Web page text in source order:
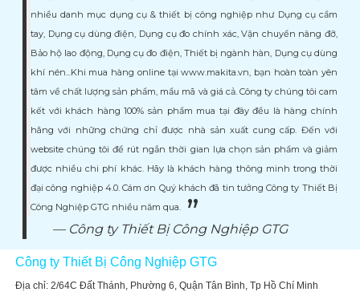
nhiều danh mục dụng cụ & thiết bị công nghiệp như Dụng cụ cầm
tay, Dụng cụ dùng điện, Dụng cụ đo chính xác, Vận chuyển nâng đỡ,
Bảo hộ lao động, Dụng cụ đo điện, Thiết bị ngành hàn, Dụng cụ dùng
khí nén...Khi mua hàng online tại www.makita.vn, bạn hoàn toàn yên
tâm về chất lượng sản phẩm, mẩu mã và giá cả. Công ty chúng tôi cam
kết với khách hàng 100% sản phẩm mua tại đây đều là hàng chính
hãng với những chứng chỉ được nhà sản xuất cung cấp. Đến với
website chúng tôi để rút ngắn thời gian lựa chọn sản phẩm và giảm
được nhiều chi phí khác. Hãy là khách hàng thông minh trong thời
đại công nghiệp 4.0. Cám ơn Quý khách đã tin tưởng Công ty Thiết Bị
Công Nghiệp GTG nhiều năm qua.
Công ty Thiết Bị Công Nghiệp GTG
Công ty Thiết Bị Công Nghiệp GTG
Địa chỉ: 2/64C Đất Thánh, Phường 6, Quận Tân Bình, Tp Hồ Chí Minh